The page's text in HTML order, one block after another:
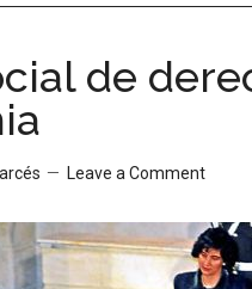
de
Leave a Comment